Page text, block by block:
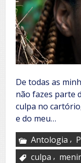
De todas as
não fazes parte
culpa no
e do meu…
Antologia ,
culpa ,